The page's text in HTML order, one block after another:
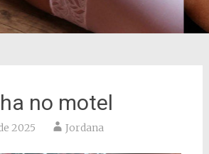
no motel
2025 Jordana